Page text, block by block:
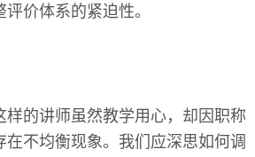
价体系的紧迫性。
的讲师虽然教学用心，却因职称
不均衡现象。我们应深思如何调